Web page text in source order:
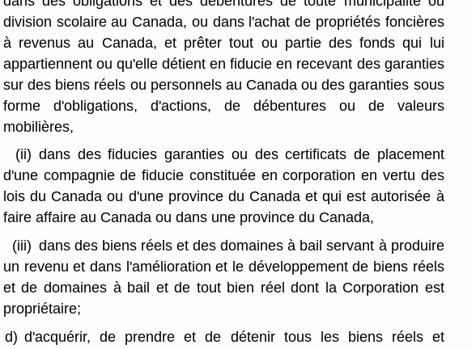
division scolaire au Canada, ou dans l'achat de propriétés foncières
à revenus au Canada, et prêter tout ou partie des fonds qui lui
appartiennent ou qu'elle détient en fiducie en recevant des garanties
sur des biens réels ou personnels au Canada ou des garanties sous
forme d'obligations, d'actions, de débentures ou de valeurs
mobilières,
(ii) dans des fiducies garanties ou des certificats de placement
d'une compagnie de fiducie constituée en corporation en vertu des
lois du Canada ou d'une province du Canada et qui est autorisée à
faire affaire au Canada ou dans une province du Canada,
(iii) dans des biens réels et des domaines à bail servant à produire
un revenu et dans l'amélioration et le développement de biens réels
et de domaines à bail et de tout bien réel dont la Corporation est
propriétaire;
d) d'acquérir, de prendre et de détenir tous les biens réels et